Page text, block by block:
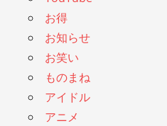
お得
お知らせ
お笑い
ものまね
アイドル
アニメ